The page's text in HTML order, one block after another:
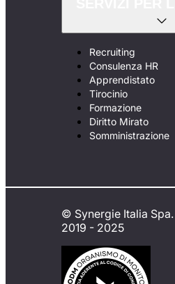
Recruiting
Consulenza HR
Apprendistato
Tirocinio
Formazione
Diritto Mirato
Somministrazione
© Synergie Italia Spa.
2019 - 2025